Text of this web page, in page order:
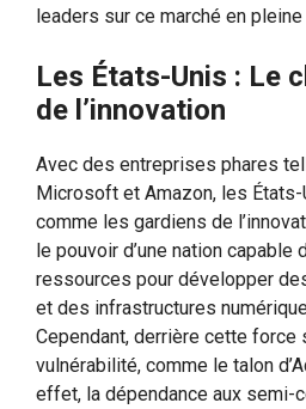
leaders sur ce marché en
Les États-Unis : Le
de l’innovation
Avec des entreprises phares
Microsoft et Amazon, les
comme les gardiens de
le pouvoir d’une nation
ressources pour développer
et des infrastructures
Cependant, derrière cette force
vulnérabilité, comme le talon
effet, la dépendance aux semi-